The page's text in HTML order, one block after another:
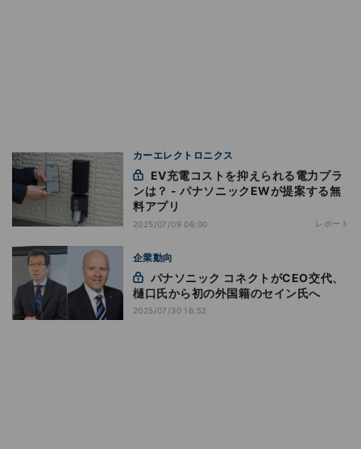
カーエレクトロニクス
ンは？ - パナソニックEWが提案する無
料アプリ
2025/07/09 06:00 レポート
企業動向
樋口氏から初の外国籍のセイン氏へ
2025/07/30 16:52